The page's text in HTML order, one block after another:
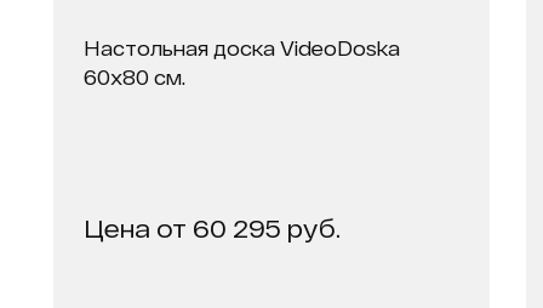
Настольная доска VideoDoska
60x80 см.
Цена от 60 295 руб.